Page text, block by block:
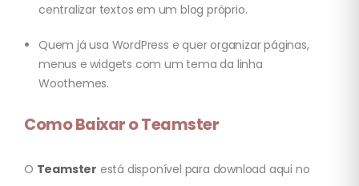
centralizar textos em um blog próprio.
Quem já usa WordPress e quer organizar páginas,
menus e widgets com um tema da linha
Woothemes.
Como Baixar o Teamster
O Teamster está disponível para download aqui no